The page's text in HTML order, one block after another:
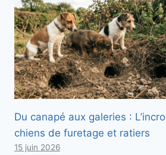
Du canapé aux galeries :
chiens de furetage et ratiers
15 juin 2026